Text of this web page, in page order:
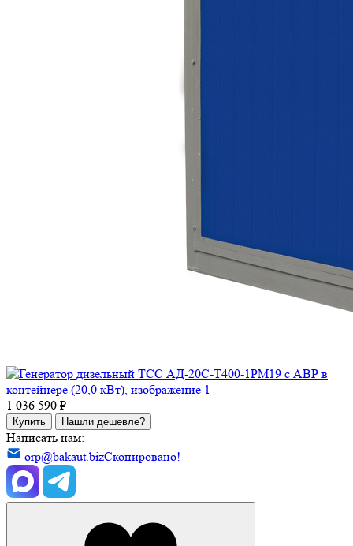
1 036 590 ₽
Купить Нашли дешевле?
Написать нам:
orp@bakaut.bizСкопировано!